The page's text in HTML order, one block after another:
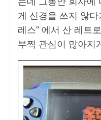
게 신경을 쓰지 않
레스” 에서 산 레트
부쩍 관심이 많아지